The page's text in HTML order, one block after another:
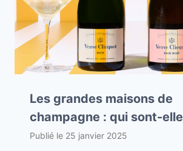
Les grandes maisons de
champagne : qui sont-
Publié le 25 janvier 2025